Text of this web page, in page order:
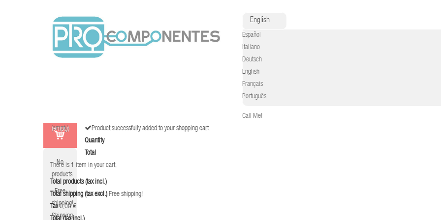
English
Español
Italiano
Deutsch
English
Français
Português
Call Me!
(empty)
No
products
Free
shipping!
Shipping
Product successfully added to your shopping cart
Quantity
Total
There is 1 item in your cart.
Total products (tax incl.)
Total shipping (tax excl.) Free shipping!
Tax 0,00 €